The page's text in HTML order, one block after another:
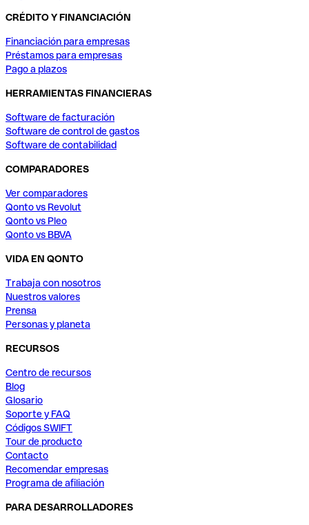
CRÉDITO Y FINANCIACIÓN
Financiación para empresas
Préstamos para empresas
Pago a plazos
HERRAMIENTAS FINANCIERAS
Software de facturación
Software de control de gastos
Software de contabilidad
COMPARADORES
Ver comparadores
Qonto vs Revolut
Qonto vs Pleo
Qonto vs BBVA
VIDA EN QONTO
Trabaja con nosotros
Nuestros valores
Prensa
Personas y planeta
RECURSOS
Centro de recursos
Blog
Glosario
Soporte y FAQ
Códigos SWIFT
Tour de producto
Contacto
Recomendar empresas
Programa de afiliación
PARA DESARROLLADORES